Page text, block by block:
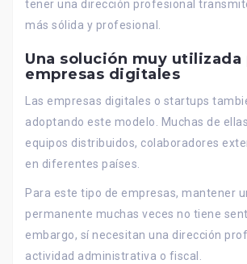
tener una dirección profesional
más sólida y profesional.
Una solución muy utilizada
empresas digitales
Las empresas digitales o startups
adoptando este modelo. Muchas de
equipos distribuidos, colaboradores
en diferentes países.
Para este tipo de empresas, mantener
permanente muchas veces no tiene
embargo, sí necesitan una dirección
actividad administrativa o fiscal.